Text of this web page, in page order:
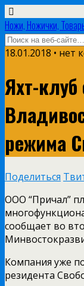
Ножи, Ножички,
18.01.2018 •
Яхт-клуб
режима
Поделиться
ООО “Причал”
сообщает во
Компания уже
резидента